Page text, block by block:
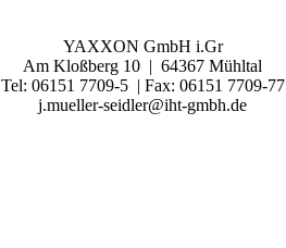
YAXXON GmbH i.Gr
Am Kloßberg 10 | 64367 Mühltal
Tel: 06151 7709-5 | Fax: 06151 7709-77
j.mueller-seidler@iht-gmbh.de